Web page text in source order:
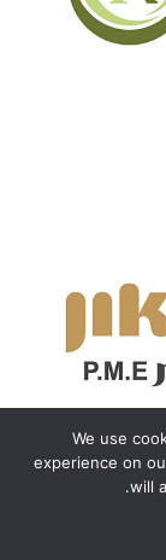
We use
experience on
will